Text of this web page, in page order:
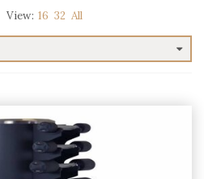
View: 16 32 All